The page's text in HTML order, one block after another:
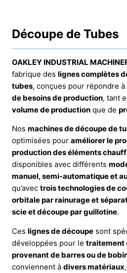
Découpe de Tubes
OAKLEY INDUSTRIAL
fabrique des lignes complètes
tubes, conçues pour répondre à
de besoins de production, tant
volume de production que de
Nos machines de découpe de
optimisées pour améliorer le
production des éléments
disponibles avec différents
manuel, semi-automatique et
qu’avec trois technologies de
orbitale par rainurage et
scie et découpe par guillotine.
Ces lignes de découpe sont
développées pour le traitement
provenant de barres ou de
conviennent à divers matériaux